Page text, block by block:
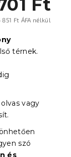
Ft
851 Ft ÁFA nélkül
térnek.
vagy
szó
és